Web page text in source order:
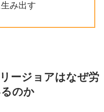
み出す
ージョアはなぜ労
のか